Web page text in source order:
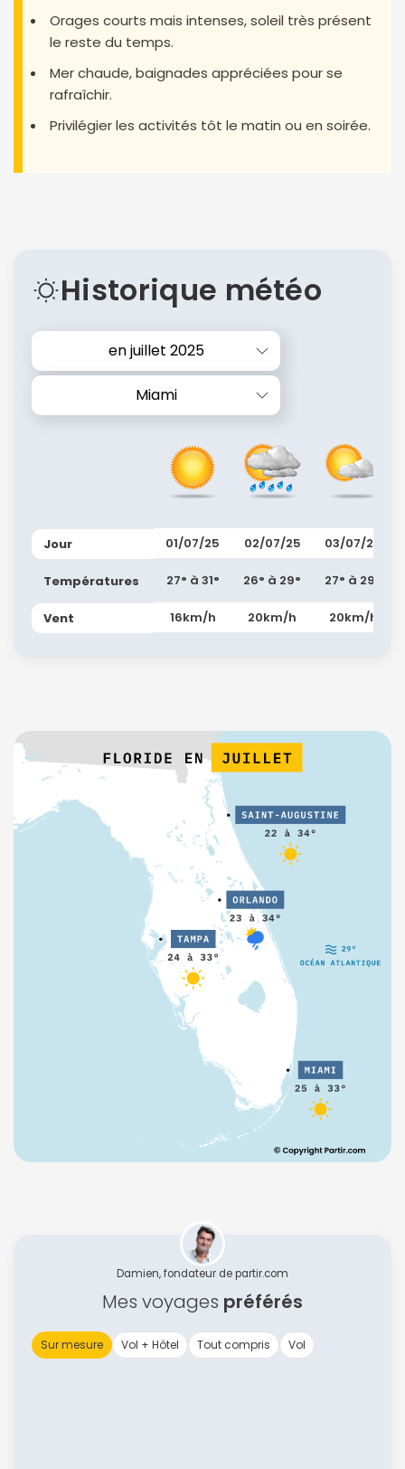
Orages courts mais intenses, soleil très présent
le reste du temps.
Mer chaude, baignades appréciées pour se
rafraîchir.
Privilégier les activités tôt le matin ou en soirée.
Historique météo
en juillet 2025
Miami
Jour
Températures
Vent
01/07/25
27° à 31°
16km/h
02/07/25
26° à 29°
20km/h
03/07/25
27° à 29°
20km/h
Damien, fondateur de partir.com
Mes voyages préférés
Sur mesure Vol + Hôtel Tout compris Vol